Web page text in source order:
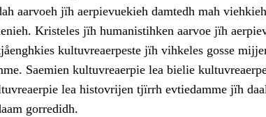
aarvoeh jïh aerpievuekieh damtedh mah
Kristeles jïh humanistihken aarvoe jïh
kultuvreaerpeste jïh vihkeles gosse
Saemien kultuvreaerpie lea bielie
lea histovrijen tjïrrh evtiedamme jïh
gorredidh.